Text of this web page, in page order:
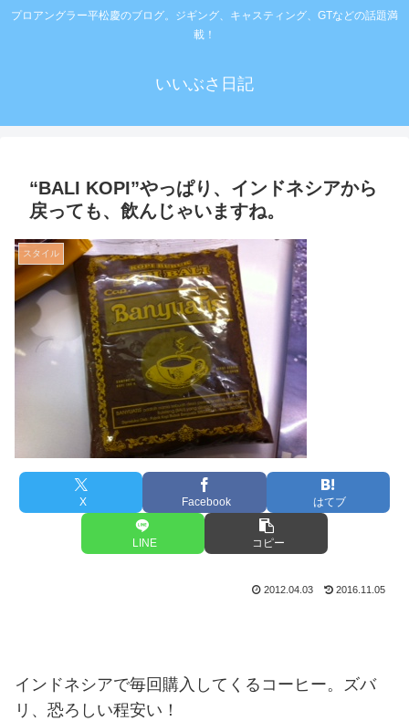
プロアングラー平松慶のブログ。ジギング、キャスティング、GTなどの話題満
載！
いいぶさ日記
“BALI KOPI”やっぱり、インドネシアから
戻っても、飲んじゃいますね。
スタイル
X Facebook はてブ
LINE コピー
2012.04.03 2016.11.05
インドネシアで毎回購入してくるコーヒー。ズバ
リ、恐ろしい程安い！